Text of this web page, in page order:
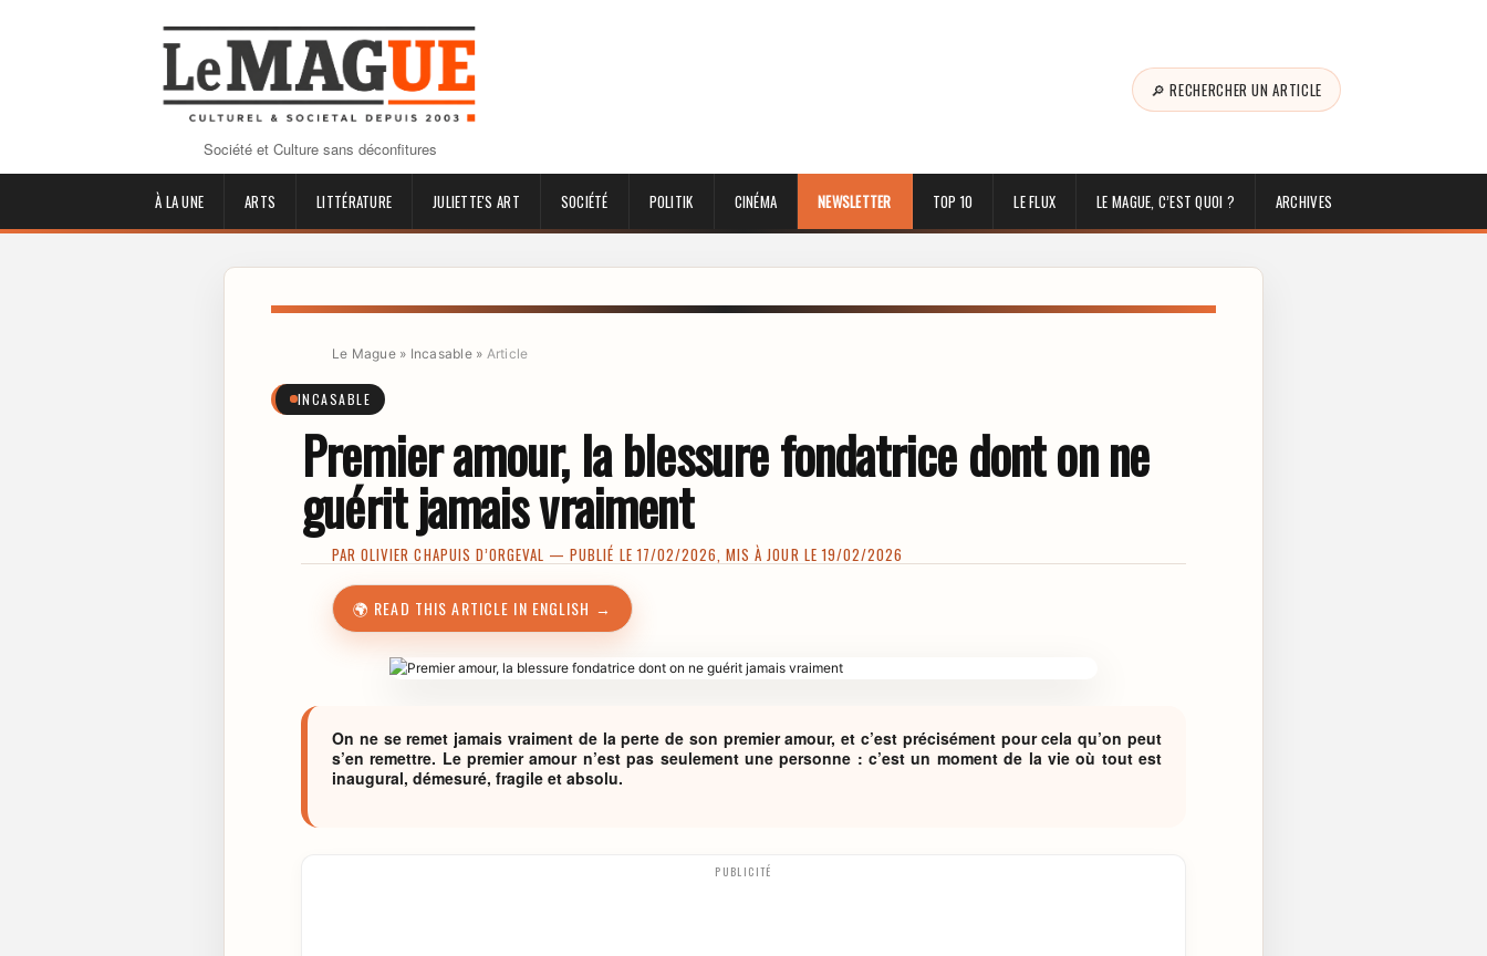
Société et Culture sans déconfitures
🔎 RECHERCHER UN ARTICLE
À LA UNE ARTS LITTÉRATURE JULIETTE'S ART SOCIÉTÉ POLITIK CINÉMA NEWSLETTER TOP 10 LE FLUX LE MAGUE, C’EST QUOI ? ARCHIVES
Le Mague» Incasable» Article
INCASABLE
Premier amour, la blessure fondatrice dont on ne
guérit jamais vraiment
PAROLIVIER CHAPUIS D’ORGEVAL — PUBLIÉ LE 17/02/2026, MIS À JOUR LE 19/02/2026
🌍 READ THIS ARTICLE IN ENGLISH →
On ne se remet jamais vraiment de la perte de son premier amour, et c’est précisément pour cela qu’on peut
s’en remettre. Le premier amour n’est pas seulement une personne : c’est un moment de la vie où tout est
inaugural, démesuré, fragile et absolu.
PUBLICITÉ